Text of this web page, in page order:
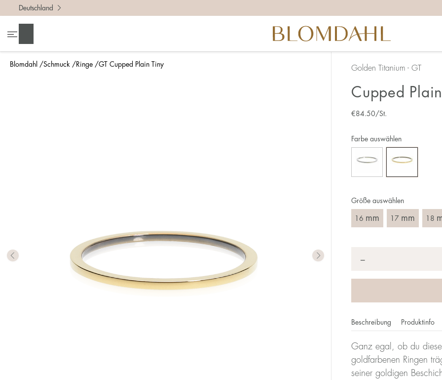
Blomdahl Schmuck Ringe GT Cupped Plain Tiny
Deutschland
Golden Titanium - GT
Cupped
€84.50/St.
Größe auswählen
16 mm 17 mm 18
Farbe auswählen
−
Beschreibung Produktinfo
Ganz egal, ob du
goldfarbenen Ringen
seiner goldigen
Um die richtige Ringgröße zu ermitteln, solltest du ein paar Dinge
• Miss ganz genau – 1 mm entspricht einer ganzen Größe.
• Denke daran, dass du den Ring über den Knöchel ziehen musst.
• Für einen breiteren Ring muss meist eine größere Größe gewählt
• Wenn du zwischen zwei Größen stehst, empfehlen wir, dass du
Am einfachsten ist es, die Ringgröße an einem Ring zu messen,
Lineal gerade über den Ring legst und das Innenmaß in mm abliest.
Die Millimeterzahl gibt deine Größe an. Bei Blomdahl entspricht
Rings mit einem Durchmesser von 17 mm ist also 17.